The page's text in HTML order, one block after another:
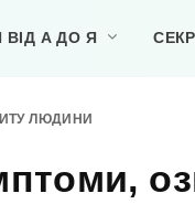
ВІД А ДО Я
ЛЮДИНИ